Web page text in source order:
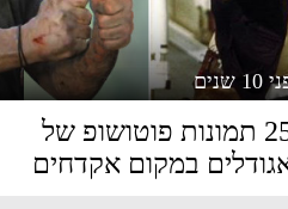
שנים
25 תמונות פוטושופ של
במקום אקדחים